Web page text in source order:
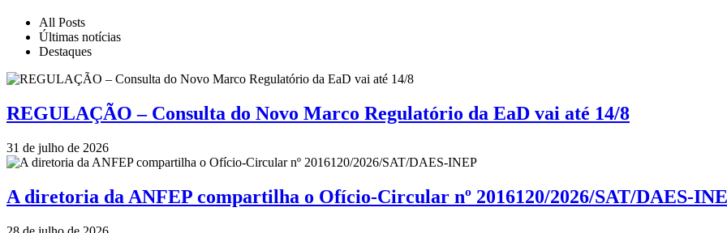
All Posts
Últimas notícias
Destaques
REGULAÇÃO – Consulta do Novo Marco Regulatório da EaD vai até 14/8
31 de julho de 2026
A diretoria da ANFEP compartilha o Ofício-Circular nº 2016120/2026/SAT/DAES-